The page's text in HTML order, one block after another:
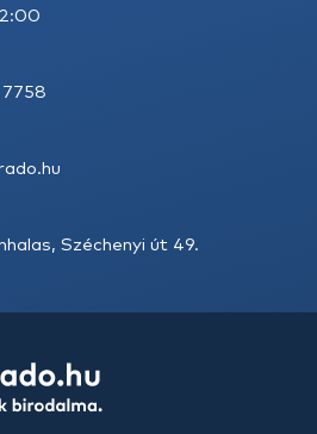
Széchenyi út 49.